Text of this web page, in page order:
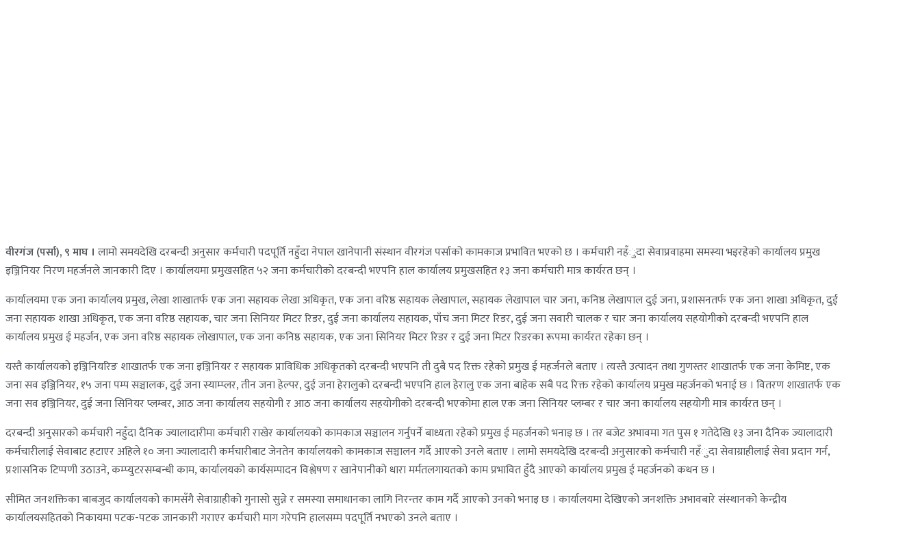
वीरगंज (पर्सा), ९ माघ । लामो समयदेखि दरबन्दी अनुसार कर्मचारी पदपूर्ति नहुँदा नेपाल खानेपानी संस्थान वीरगंज पर्साको कामकाज प्रभावित भएको छ । कर्मचारी नहँुदा सेवाप्रवाहमा समस्या भइरहेको कार्यालय प्रमुख
इञ्जिनियर निरण महर्जनले जानकारी दिए । कार्यालयमा प्रमुखसहित ५२ जना कर्मचारीको दरबन्दी भएपनि हाल कार्यालय प्रमुखसहित १३ जना कर्मचारी मात्र कार्यरत छन् ।
कार्यालयमा एक जना कार्यालय प्रमुख, लेखा शाखातर्फ एक जना सहायक लेखा अधिकृत, एक जना वरिष्ठ सहायक लेखापाल, सहायक लेखापाल चार जना, कनिष्ठ लेखापाल दुई जना, प्रशासनतर्फ एक जना शाखा अधिकृत, दुई
जना सहायक शाखा अधिकृत, एक जना वरिष्ठ सहायक, चार जना सिनियर मिटर रिडर, दुई जना कार्यालय सहायक, पाँच जना मिटर रिडर, दुई जना सवारी चालक र चार जना कार्यालय सहयोगीको दरबन्दी भएपनि हाल
कार्यालय प्रमुख ई महर्जन, एक जना वरिष्ठ सहायक लोखापाल, एक जना कनिष्ठ सहायक, एक जना सिनियर मिटर रिडर र दुई जना मिटर रिडरका रूपमा कार्यरत रहेका छन् ।
यस्तै कार्यालयको इञ्जिनियरिङ शाखातर्फ एक जना इञ्जिनियर र सहायक प्राविधिक अधिकृतको दरबन्दी भएपनि ती दुबै पद रिक्त रहेको प्रमुख ई महर्जनले बताए । त्यस्तै उत्पादन तथा गुणस्तर शाखातर्फ एक जना केमिष्ट, एक
जना सव इञ्जिनियर, १५ जना पम्प सञ्चालक, दुई जना स्याम्प्लर, तीन जना हेल्पर, दुई जना हेरालुको दरबन्दी भएपनि हाल हेरालु एक जना बाहेक सबै पद रिक्त रहेको कार्यालय प्रमुख महर्जनको भनाई छ । वितरण शाखातर्फ एक
जना सव इञ्जिनियर, दुई जना सिनियर प्लम्बर, आठ जना कार्यालय सहयोगी र आठ जना कार्यालय सहयोगीको दरबन्दी भएकोमा हाल एक जना सिनियर प्लम्बर र चार जना कार्यालय सहयोगी मात्र कार्यरत छन् ।
दरबन्दी अनुसारको कर्मचारी नहुँदा दैनिक ज्यालादारीमा कर्मचारी राखेर कार्यालयको कामकाज सञ्चालन गर्नुपर्ने बाध्यता रहेको प्रमुख ई महर्जनको भनाइ छ । तर बजेट अभावमा गत पुस १ गतेदेखि १३ जना दैनिक ज्यालादारी
कर्मचारीलाई सेवाबाट हटाएर अहिले १० जना ज्यालादारी कर्मचारीबाट जेनतेन कार्यालयको कामकाज सञ्चालन गर्दै आएको उनले बताए । लामो समयदेखि दरबन्दी अनुसारको कर्मचारी नहँुदा सेवाग्राहीलाई सेवा प्रदान गर्न,
प्रशासनिक टिप्पणी उठाउने, कम्प्युटरसम्बन्धी काम, कार्यालयको कार्यसम्पादन विश्लेषण र खानेपानीको धारा मर्मतलगायतको काम प्रभावित हुँदै आएको कार्यालय प्रमुख ई महर्जनको कथन छ ।
सीमित जनशक्तिका बाबजुद कार्यालयको कामसँगै सेवाग्राहीको गुनासो सुन्ने र समस्या समाधानका लागि निरन्तर काम गर्दै आएको उनको भनाइ छ । कार्यालयमा देखिएको जनशक्ति अभावबारे संस्थानको केन्द्रीय
कार्यालयसहितको निकायमा पटक-पटक जानकारी गराएर कर्मचारी माग गरेपनि हालसम्म पदपूर्ति नभएको उनले बताए ।